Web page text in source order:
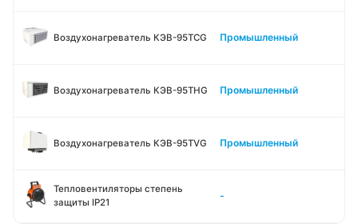
Воздухонагреватель КЭВ-95TСG Промышленный
Воздухонагреватель КЭВ-95THG Промышленный
Воздухонагреватель КЭВ-95TVG Промышленный
Тепловентиляторы степень
защиты IP21
-